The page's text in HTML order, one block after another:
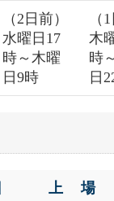
（2日前）
水曜日17
時～木曜
日9時
（
木
時
日
上 場